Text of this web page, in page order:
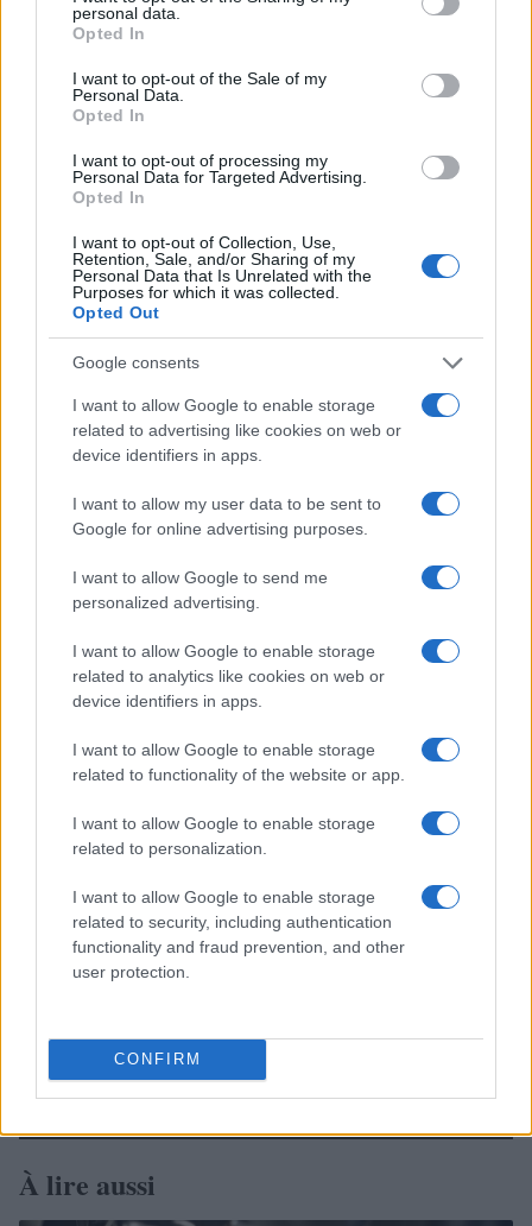
grant or deny consent to Google and its third-party tags to
use your data for below specified purposes in below Google
consent section.
personal data.
Opted In
I want to opt-out of the Sale of my
Personal Data.
Opted In
I want to opt-out of processing my
Personal Data for Targeted Advertising.
Opted In
I want to opt-out of Collection, Use,
Retention, Sale, and/or Sharing of my
Personal Data that Is Unrelated with the
Purposes for which it was collected.
Opted Out
Google consents
I want to allow Google to enable storage
related to advertising like cookies on web or
device identifiers in apps.
I want to allow my user data to be sent to
Google for online advertising purposes.
I want to allow Google to send me
personalized advertising.
I want to allow Google to enable storage
related to analytics like cookies on web or
device identifiers in apps.
I want to allow Google to enable storage
related to functionality of the website or app.
I want to allow Google to enable storage
related to personalization.
I want to allow Google to enable storage
related to security, including authentication
functionality and fraud prevention, and other
user protection.
CONFIRM
, fidèle à ses habitudes, propose de très nombreuses
possibilités de personnalisation.
Infos.fr Unit
À lire aussi